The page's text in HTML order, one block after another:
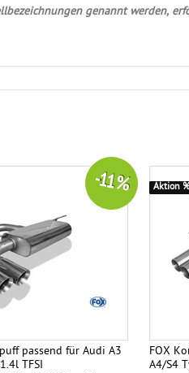
genannt werden,
passend für Audi A3
TFSI
-11 %
FOX
A4/S4
Aktion